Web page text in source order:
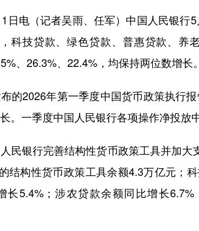
电（记者吴雨、任军）中国人民银行5
科技贷款、绿色贷款、普惠贷款、养
、26.3%、22.4%，均保持两位数增长。
2026年第一季度中国货币政策执行报
。一季度中国人民银行各项操作净投放
银行完善结构性货币政策工具并加大
结构性货币政策工具余额4.3万亿元；
长5.4%；涉农贷款余额同比增长